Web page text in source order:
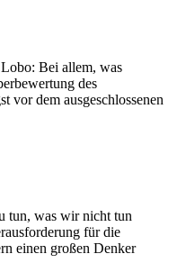
Bei allem, was
des
vor dem ausgeschlossenen
tun, was wir nicht tun
für die
einen großen Denker